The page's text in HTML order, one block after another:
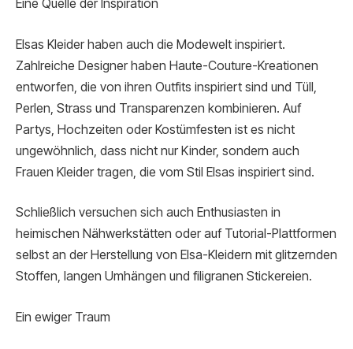
Eine Quelle der Inspiration
Elsas Kleider haben auch die Modewelt inspiriert.
Zahlreiche Designer haben Haute-Couture-Kreationen
entworfen, die von ihren Outfits inspiriert sind und Tüll,
Perlen, Strass und Transparenzen kombinieren. Auf
Partys, Hochzeiten oder Kostümfesten ist es nicht
ungewöhnlich, dass nicht nur Kinder, sondern auch
Frauen Kleider tragen, die vom Stil Elsas inspiriert sind.
Schließlich versuchen sich auch Enthusiasten in
heimischen Nähwerkstätten oder auf Tutorial-Plattformen
selbst an der Herstellung von Elsa-Kleidern mit glitzernden
Stoffen, langen Umhängen und filigranen Stickereien.
Ein ewiger Traum